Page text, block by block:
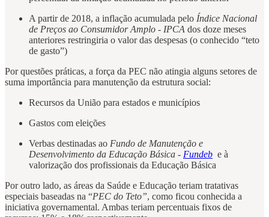
A partir de 2018, a inflação acumulada pelo Índice Nacional
de Preços ao Consumidor Amplo - IPCA dos doze meses
anteriores restringiria o valor das despesas (o conhecido “teto
de gasto”)
Por questões práticas, a força da PEC não atingia alguns setores de
suma importância para manutenção da estrutura social:
Recursos da União para estados e municípios
Gastos com eleições
Verbas destinadas ao Fundo de Manutenção e
Desenvolvimento da Educação Básica - Fundeb e à
valorização dos profissionais da Educação Básica
Por outro lado, as áreas da Saúde e Educação teriam tratativas
especiais baseadas na “PEC do Teto”, como ficou conhecida a
iniciativa governamental. Ambas teriam percentuais fixos de